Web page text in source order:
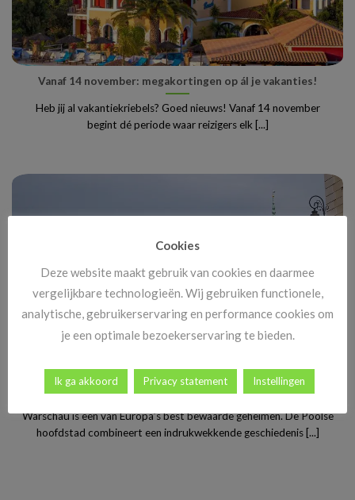
Vanaf 14 november: megakortingen op ál je vakanties!
Heb jij al vakantiekriebels? Goed nieuws! Vanaf 14 november
begint dé periode waar reizigers elk [...]
Stedentrip Warschau: ontdek de verrassende charme van
Polen’s bruisende hoofdstad
Warschau is een van Europa’s best bewaarde geheimen. De Poolse
hoofdstad combineert een indrukwekkende geschiedenis [...]
Cookies
Deze website maakt gebruik van cookies en daarmee
vergelijkbare technologieën. Wij gebruiken functionele,
analytische, gebruikerservaring en performance cookies om
je een optimale bezoekerservaring te bieden.
Ik ga akkoord Privacy statement Instellingen